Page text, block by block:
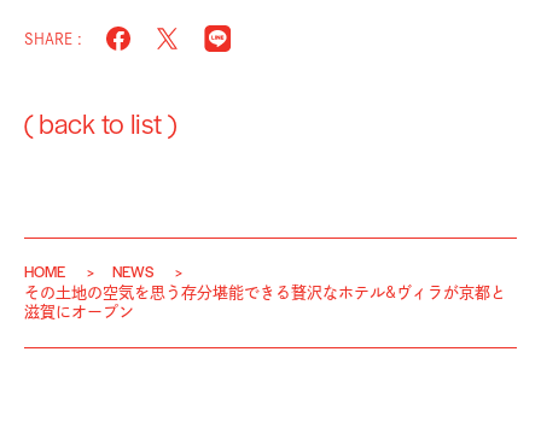
SHARE :
( back to list )
HOME
NEWS
その土地の空気を思う存分堪能できる贅沢なホテル&ヴィラが京都と
滋賀にオープン